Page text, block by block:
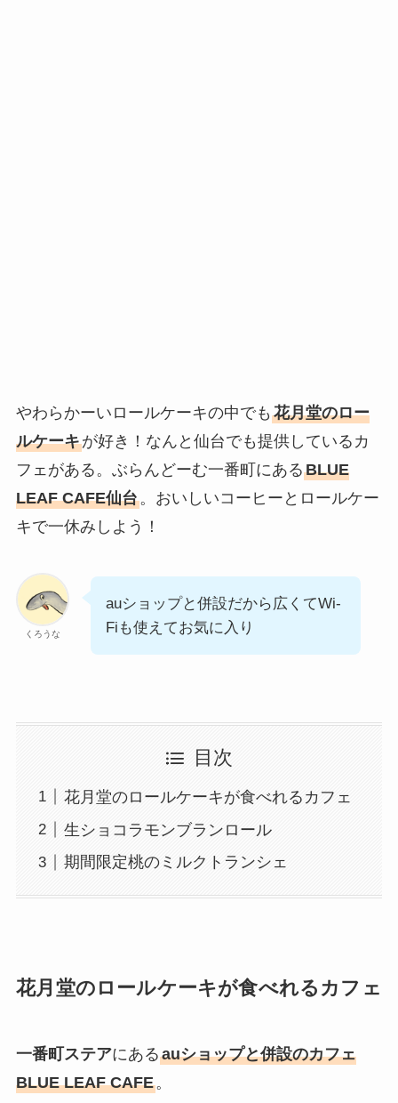
やわらかーいロールケーキの中でも 花月堂のロー
ルケーキが好き！なんと仙台でも提供しているカ
フェがある。ぶらんどーむ一番町にあるBLUE
LEAF CAFE仙台。おいしいコーヒーとロールケー
キで一休みしよう！
くろうな
auショップと併設だから広くてWi-
Fiも使えてお気に入り
目次
花月堂のロールケーキが食べれるカフェ
生ショコラモンブランロール
期間限定桃のミルクトランシェ
花月堂のロールケーキが食べれるカフェ
一番町ステアにあるauショップと併設のカフェ
BLUE LEAF CAFE。